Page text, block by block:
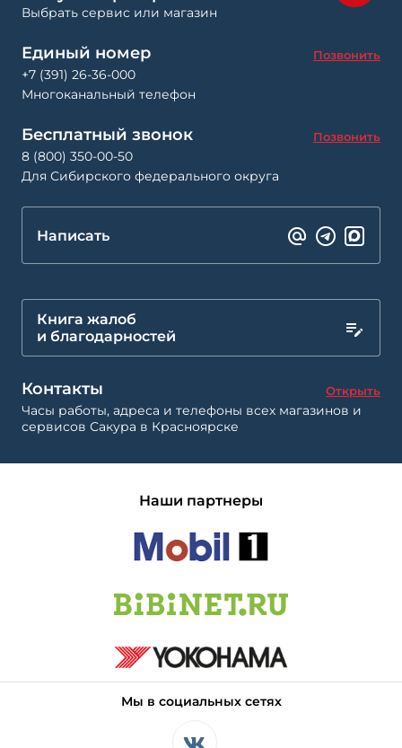
Выбрать сервис или магазин
Единый номер Позвонить
+7 (391) 26-36-000
Многоканальный телефон
Бесплатный звонок Позвонить
8 (800) 350-00-50
Для Сибирского федерального округа
Написать
Книга жалоб
и благодарностей
Контакты Открыть
Часы работы, адреса и телефоны всех магазинов и
сервисов Сакура в Красноярске
Наши партнеры
Мы в социальных сетях